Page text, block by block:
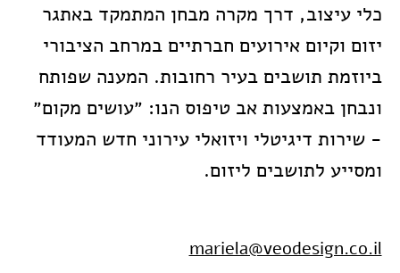
כלי עיצוב, דרך מקרה מבחן המתמקד באתגר
יזום וקיום אירועים חברתיים במרחב הציבורי
ביוזמת תושבים בעיר רחובות. המענה שפותח
ונבחן באמצעות אב טיפוס הנו: ״עושים מקום״
- שירות דיגיטלי ויזואלי עירוני חדש המעודד
ומסייע לתושבים ליזום.
mariela@veodesign.co.il